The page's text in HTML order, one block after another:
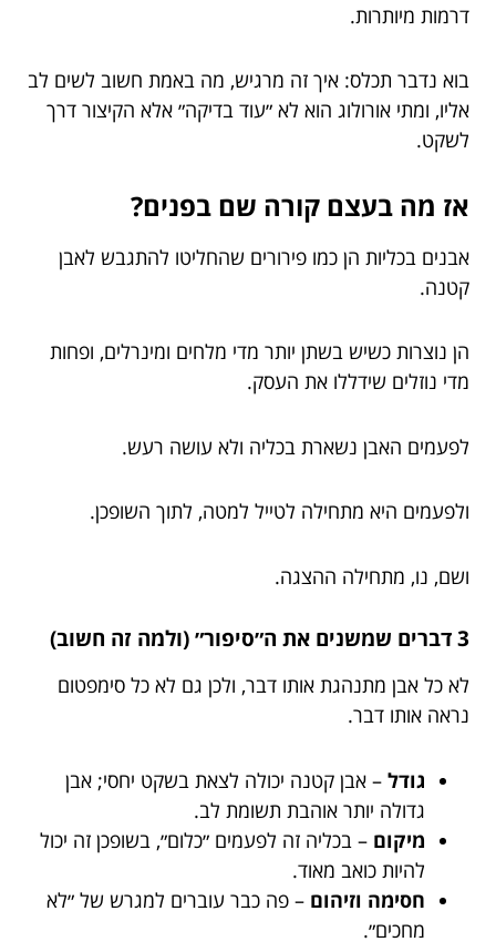
דרמות מיותרות.
בוא נדבר תכלס: איך זה מרגיש, מה באמת חשוב לשים לב
אליו, ומתי אורולוג הוא לא ״עוד בדיקה״ אלא הקיצור דרך
לשקט.
אז מה בעצם קורה שם בפנים?
אבנים בכליות הן כמו פירורים שהחליטו להתגבש לאבן
קטנה.
הן נוצרות כשיש בשתן יותר מדי מלחים ומינרלים, ופחות
מדי נוזלים שידללו את העסק.
לפעמים האבן נשארת בכליה ולא עושה רעש.
ולפעמים היא מתחילה לטייל למטה, לתוך השופכן.
ושם, נו, מתחילה ההצגה.
3 דברים שמשנים את ה״סיפור״ (ולמה זה חשוב)
לא כל אבן מתנהגת אותו דבר, ולכן גם לא כל סימפטום
נראה אותו דבר.
גודל – אבן קטנה יכולה לצאת בשקט יחסי; אבן
גדולה יותר אוהבת תשומת לב.
מיקום – בכליה זה לפעמים ״כלום״, בשופכן זה יכול
להיות כואב מאוד.
חסימה וזיהום – פה כבר עוברים למגרש של ״לא
מחכים״.